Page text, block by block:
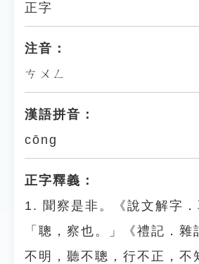
正字
注音：
ㄘㄨㄥ
漢語拼音：
cōng
正字釋義：
1. 聞察是非。《說文解字．
「聰，察也。」《禮記．雜
不明，聽不聰，行不正，不